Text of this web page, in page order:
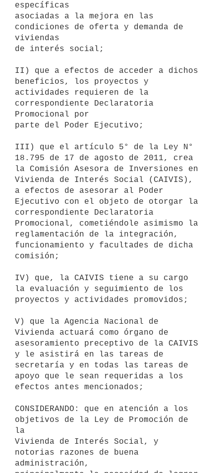
específicas
asociadas a la mejora en las
condiciones de oferta y demanda de
viviendas
de interés social;
II) que a efectos de acceder a dichos
beneficios, los proyectos y
actividades requieren de la
correspondiente Declaratoria
Promocional por
parte del Poder Ejecutivo;
III) que el artículo 5° de la Ley N°
18.795 de 17 de agosto de 2011, crea
la Comisión Asesora de Inversiones en
Vivienda de Interés Social (CAIVIS),
a efectos de asesorar al Poder
Ejecutivo con el objeto de otorgar la
correspondiente Declaratoria
Promocional, cometiéndole asimismo la
reglamentación de la integración,
funcionamiento y facultades de dicha
comisión;
IV) que, la CAIVIS tiene a su cargo
la evaluación y seguimiento de los
proyectos y actividades promovidos;
V) que la Agencia Nacional de
Vivienda actuará como órgano de
asesoramiento preceptivo de la CAIVIS
y le asistirá en las tareas de
secretaría y en todas las tareas de
apoyo que le sean requeridas a los
efectos antes mencionados;
CONSIDERANDO: que en atención a los
objetivos de la Ley de Promoción de
la
Vivienda de Interés Social, y
notorias razones de buena
administración,